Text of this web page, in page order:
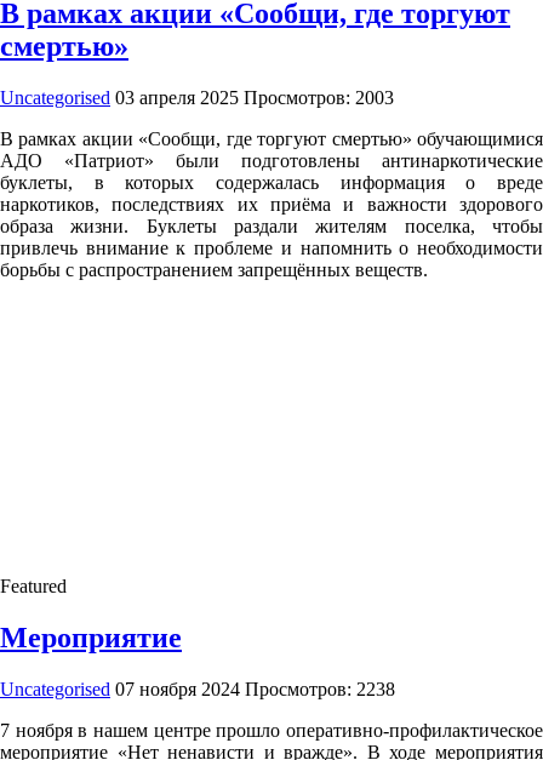
В рамках акции «Сообщи, где торгуют
смертью»
Uncategorised 03 апреля 2025 Просмотров: 2003
В рамках акции «Сообщи, где торгуют смертью» обучающимися
АДО «Патриот» были подготовлены антинаркотические
буклеты, в которых содержалась информация о вреде
наркотиков, последствиях их приёма и важности здорового
образа жизни. Буклеты раздали жителям поселка, чтобы
привлечь внимание к проблеме и напомнить о необходимости
борьбы с распространением запрещённых веществ.
Featured
Мероприятие
Uncategorised 07 ноября 2024 Просмотров: 2238
7 ноября в нашем центре прошло оперативно-профилактическое
мероприятие «Нет ненависти и вражде». В ходе мероприятия